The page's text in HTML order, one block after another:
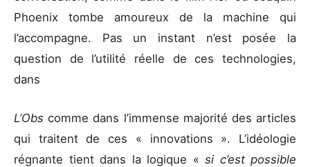
Phoenix tombe amoureux de la machine qui
l’accompagne. Pas un instant n’est posée la
question de l’utilité réelle de ces technologies,
dans
L’Obscomme dans l’immense majorité des articles
qui traitent de ces « innovations ». L’idéologie
régnante tient dans la logique « si c’est possible